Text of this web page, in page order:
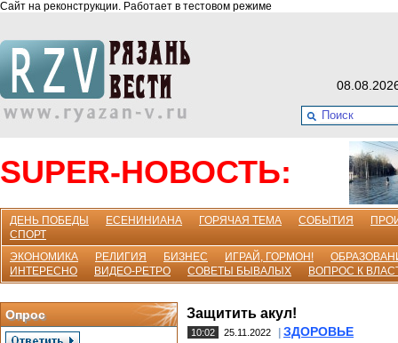
Сайт на реконструкции. Работает в тестовом режиме
SUPER-НОВОСТЬ:
ДЕНЬ ПОБЕДЫ ЕСЕНИНИАНА ГОРЯЧАЯ ТЕМА СОБЫТИЯ
СПОРТ
ЭКОНОМИКА
РЕЛИГИЯ БИЗНЕС ИГРАЙ, ГОРМОН!
ИНТЕРЕСНО
ВИДЕО-РЕТРО СОВЕТЫ БЫВАЛЫХ ВОПРОС К
Опрос Защитить акул!
10:02 25.11.2022 ЗДОРОВЬЕ